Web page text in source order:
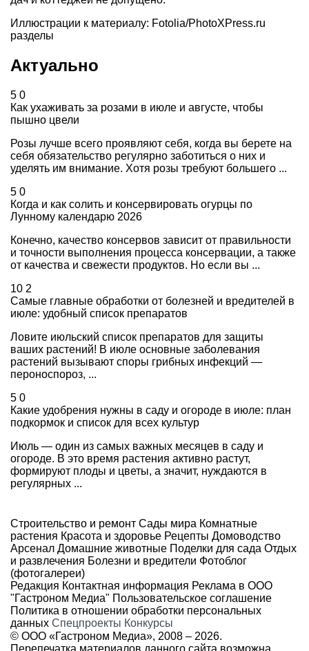
Иллюстрации к материалу: Fotolia/PhotoXPress.ru
разделы
Актуально
5 0
Как ухаживать за розами в июле и августе, чтобы
пышно цвели
Розы лучше всего проявляют себя, когда вы берете на
себя обязательство регулярно заботиться о них и
уделять им внимание. Хотя розы требуют большего ...
5 0
Когда и как солить и консервировать огурцы по
Лунному календарю 2026
Конечно, качество консервов зависит от правильности
и точности выполнения процесса консервации, а также
от качества и свежести продуктов. Но если вы ...
10 2
Самые главные обработки от болезней и вредителей в
июле: удобный список препаратов
Ловите июльский список препаратов для защиты
ваших растений! В июле основные заболевания
растений вызывают споры грибных инфекций —
пероноспороз, ...
5 0
Какие удобрения нужны в саду и огороде в июле: план
подкормок и список для всех культур
Июль — один из самых важных месяцев в саду и
огороде. В это время растения активно растут,
формируют плоды и цветы, а значит, нуждаются в
регулярных ...
Строительство и ремонт Сады мира Комнатные
растения Красота и здоровье Рецепты Домоводство
Арсенал Домашние животные Поделки для сада Отдых
и развлечения Болезни и вредители Фотоблог
(фотогалереи)
Редакция Контактная информация Реклама в ООО
"Гастроном Медиа" Пользовательское соглашение
Политика в отношении обработки персональных
данных Спецпроекты Конкурсы
© ООО «Гастроном Медиа», 2008 – 2026.
Перепечатка материалов данного сайта возможна